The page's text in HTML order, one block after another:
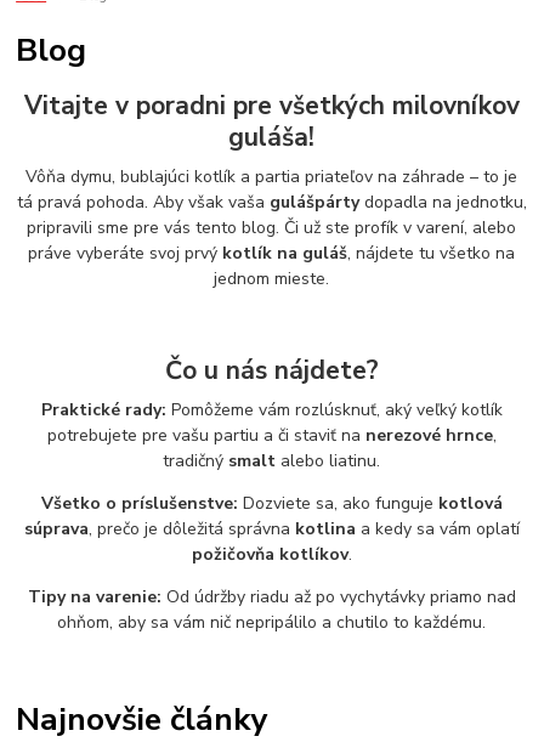
rental
varenie gulášu
požičovňa hrncov nerezový hrniec 30l
oslava
výber kotlíka
Blog
Vitajte v poradni pre všetkých milovníkov
guláša!
Vôňa dymu, bublajúci kotlík a partia priateľov na záhrade – to je
tá pravá pohoda. Aby však vaša gulášpártydopadla na jednotku,
pripravili sme pre vás tento blog. Či už ste profík v varení, alebo
práve vyberáte svoj prvý kotlík na guláš, nájdete tu všetko na
jednom mieste.
Čo u nás nájdete?
Praktické rady: Pomôžeme vám rozlúsknuť, aký veľký kotlík
potrebujete pre vašu partiu a či staviť na nerezové hrnce,
tradičný smalt alebo liatinu.
Všetko o príslušenstve: Dozviete sa, ako funguje kotlová
súprava, prečo je dôležitá správna kotlina a kedy sa vám oplatí
požičovňa kotlíkov.
Tipy na varenie: Od údržby riadu až po vychytávky priamo nad
ohňom, aby sa vám nič nepripálilo a chutilo to každému.
Najnovšie články